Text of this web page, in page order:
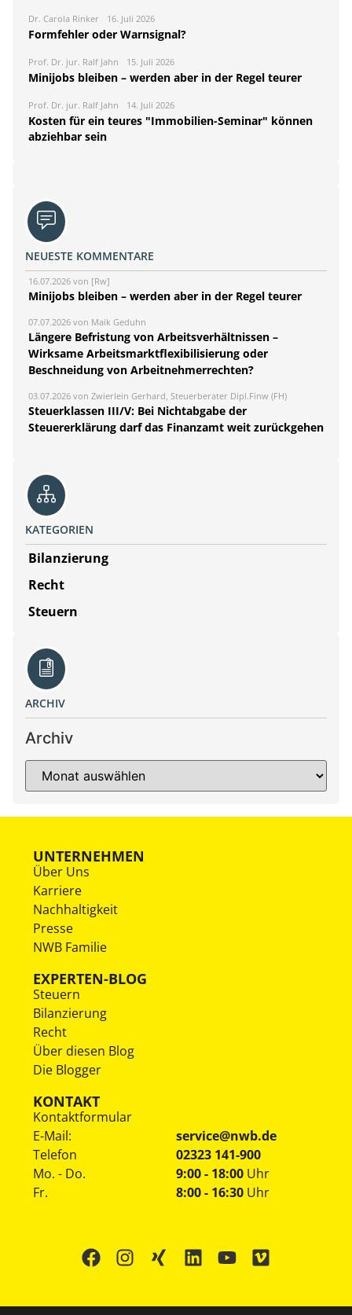
Dr. Carola Rinker 16. Juli 2026
Formfehler oder Warnsignal?
Prof. Dr. jur. Ralf Jahn 15. Juli 2026
Minijobs bleiben – werden aber in der Regel teurer
Prof. Dr. jur. Ralf Jahn 14. Juli 2026
Kosten für ein teures "Immobilien-Seminar" können
abziehbar sein
NEUESTE KOMMENTARE
16.07.2026 von [Rw]
Minijobs bleiben – werden aber in der Regel teurer
07.07.2026 von Maik Geduhn
Längere Befristung von Arbeitsverhältnissen –
Wirksame Arbeitsmarktflexibilisierung oder
Beschneidung von Arbeitnehmerrechten?
03.07.2026 von Zwierlein Gerhard, Steuerberater Dipl.Finw (FH)
Steuerklassen III/V: Bei Nichtabgabe der
Steuererklärung darf das Finanzamt weit zurückgehen
KATEGORIEN
Bilanzierung
Recht
Steuern
ARCHIV
Archiv
UNTERNEHMEN
Über Uns
Karriere
Nachhaltigkeit
Presse
NWB Familie
EXPERTEN-BLOG
Steuern
Bilanzierung
Recht
Über diesen Blog
Die Blogger
KONTAKT
Kontaktformular
E-Mail:
service@nwb.de
Telefon
02323 141-900
Mo. - Do.
Fr.
9:00 - 18:00 Uhr
8:00 - 16:30 Uhr